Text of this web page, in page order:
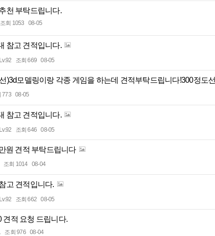
천 부탁드립니다.
조회 1053 08-05
참고 견적입니다.
Lv.92 조회 669 08-05
)3d모델링이랑 각종 게임을 하는데 견적부탁드립니다!300정도선
773 08-05
참고 견적입니다.
Lv.92 조회 646 08-05
원 견적 부탁드립니다
조회 1014 08-04
고 견적입니다.
Lv.92 조회 662 08-05
견적 요청 드립니다.
조회 976 08-04